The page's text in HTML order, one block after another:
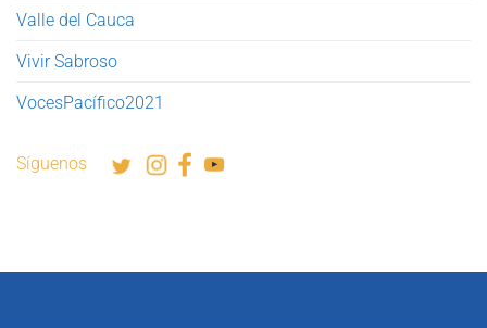
Valle del Cauca
Vivir Sabroso
VocesPacífico2021
Síguenos